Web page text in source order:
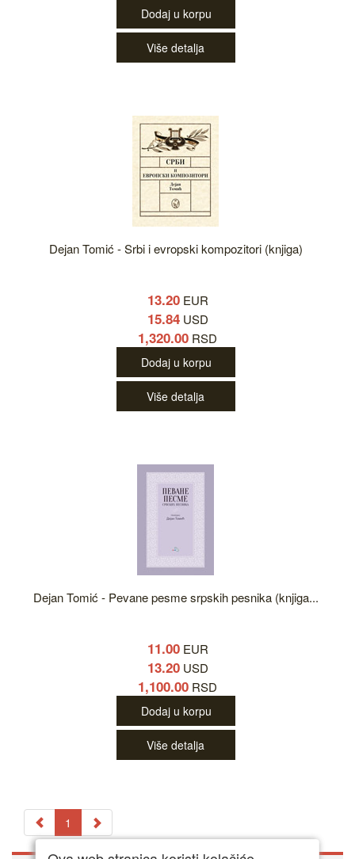
Dodaj u korpu
Više detalja
Dejan Tomić - Srbi i evropski kompozitori (knjiga)
13.20EUR
15.84USD
1,320.00 RSD
Dodaj u korpu
Više detalja
Dejan Tomić - Pevane pesme srpskih pesnika (knjiga...
11.00EUR
13.20USD
1,100.00 RSD
Dodaj u korpu
Više detalja
1